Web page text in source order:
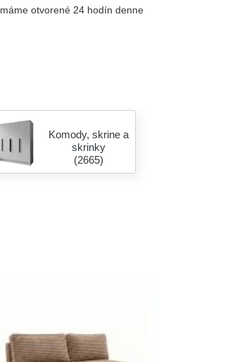
máme otvorené 24 hodín denne
Komody, skrine a
skrinky
(2665)